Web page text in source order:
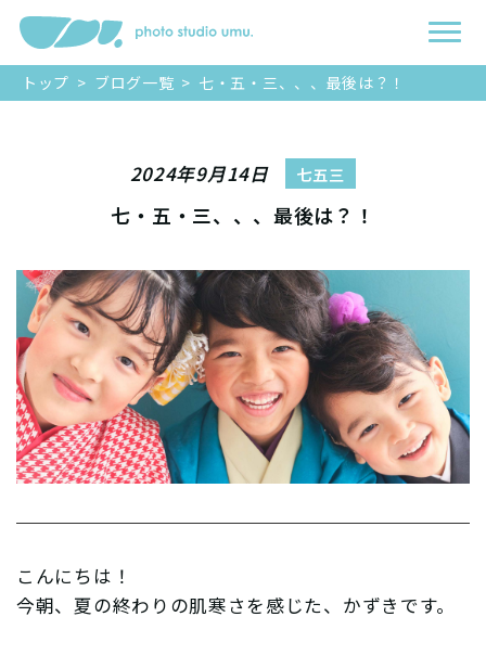
トップ > ブログ一覧 > 七・五・三、、、最後は？！
2024年9月14日 七五三
七・五・三、、、最後は？！
こんにちは！
今朝、夏の終わりの肌寒さを感じた、かずきです。